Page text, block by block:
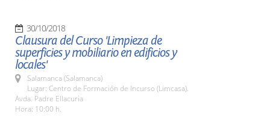
30/10/2018
Clausura del Curso 'Limpieza de
superficies y mobiliario en edificios y
locales'
Salamanca (Salamanca)
Lugar: Centro de Formación de Incurso (Limcasa).
Avda. Padre Ellacuria
Hora: 10:00 h.